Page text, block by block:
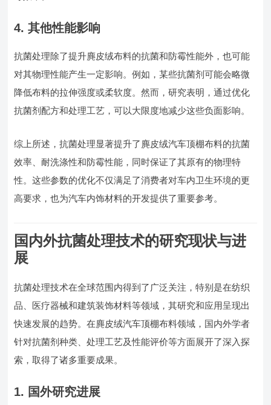
4.其他性能影响
抗菌处理除了提升麂皮绒布料的抗菌和防霉性能外，也可能
对其物理性能产生一定影响。例如，某些抗菌剂可能会略微
降低布料的拉伸强度或柔软度。然而，研究表明，通过优化
抗菌剂配方和处理工艺，可以大限度地减少这些负面影响。
综上所述，抗菌处理显著提升了麂皮绒汽车顶棚布料的抗菌
效率、耐洗涤性和防霉性能，同时保证了其原有的物理特
性。这些参数的优化不仅满足了消费者对车内卫生环境的更
高要求，也为汽车内饰材料的开发提供了重要参考。
国内外抗菌处理技术的研究现状与进
展
抗菌处理技术在全球范围内得到了广泛关注，特别是在纺织
品、医疗器械和建筑装饰材料等领域，其研究和应用呈现出
快速发展的趋势。在麂皮绒汽车顶棚布料领域，国内外学者
针对抗菌剂种类、处理工艺及性能评价等方面展开了深入探
索，取得了诸多重要成果。
1. 国外研究进展